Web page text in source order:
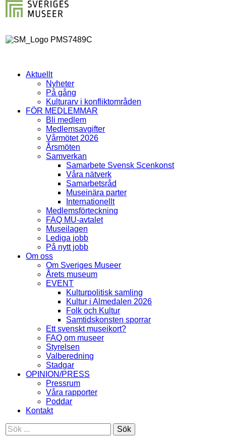
Aktuellt
Nyheter
På gång
Kulturarv i konfliktområden
FÖR MEDLEMMAR
Bli medlem
Medlemsavgifter
Vårmötet 2026
Årsmöten
Samverkan
Samarbete Svensk Scenkonst
Våra nätverk
Samarbetsråd
Museinära parter
Internationellt
Medlemsförteckning
FAQ MU-avtalet
Museilagen
Lediga jobb
På nytt jobb
Om oss
Om Sveriges Museer
Årets museum
EVENT
Kulturpolitisk samling
Kultur i Almedalen 2026
Folk och Kultur
Samtidskonsten sporrar
Ett svenskt museikort?
FAQ om museer
Styrelsen
Valberedning
Stadgar
OPINION/PRESS
Pressrum
Våra rapporter
Poddar
Kontakt
Sök